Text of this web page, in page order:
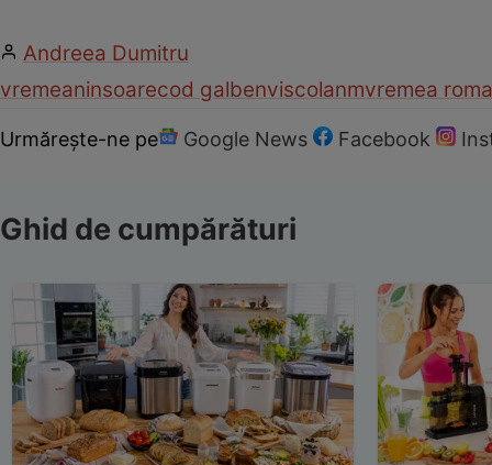
Andreea Dumitru
vremeaninsoarecod galbenviscolanmvremea
Urmărește-ne pe Google News Facebook
Ghid de cumpărături